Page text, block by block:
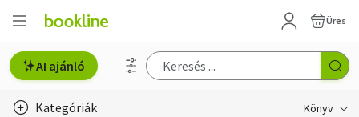
Üres
AI ajánló
Kategóriák Könyv